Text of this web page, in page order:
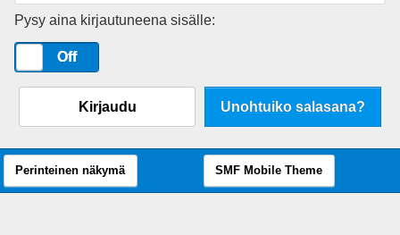
Pysy aina kirjautuneena sisälle:
Off
Kirjaudu Unohtuiko salasana?
Perinteinen näkymä SMF Mobile Theme